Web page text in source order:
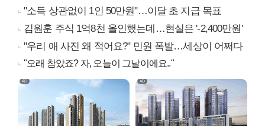
"소득 상관없이 1인 50만원"…이달 초 지급 목표
김원훈 주식 1억8천 올인했는데…현실은 '-2,400만원'
"우리 애 사진 왜 적어요?" 민원 폭발…세상이 어쩌다
"오래 참았죠? 자, 오늘이 그날이에요.."